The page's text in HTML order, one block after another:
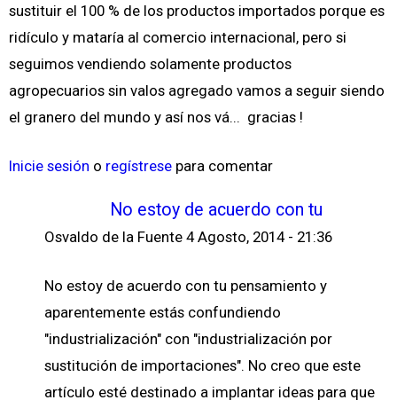
sustituir el 100 % de los productos importados porque es
ridículo y mataría al comercio internacional, pero si
seguimos vendiendo solamente productos
agropecuarios sin valos agregado vamos a seguir siendo
el granero del mundo y así nos vá... gracias !
Inicie sesión o regístrese para comentar
No estoy de acuerdo con tu
Osvaldo de la Fuente 4 Agosto, 2014 - 21:36
No estoy de acuerdo con tu pensamiento y
aparentemente estás confundiendo
"industrialización" con "industrialización por
sustitución de importaciones". No creo que este
artículo esté destinado a implantar ideas para que